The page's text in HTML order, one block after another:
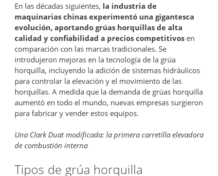
En las décadas siguientes, la industria de
maquinarias chinas experimentó una gigantesca
evolución, aportando grúas horquillas de alta
calidad y confiabilidad a precios competitivos en
comparación con las marcas tradicionales. Se
introdujeron mejoras en la tecnología de la grúa
horquilla, incluyendo la adición de sistemas hidráulicos
para controlar la elevación y el movimiento de las
horquillas. A medida que la demanda de grúas horquilla
aumentó en todo el mundo, nuevas empresas surgieron
para fabricar y vender estos equipos.
Una Clark Duat modificada: la primera carretilla elevadora
de combustión interna
Tipos de grúa horquilla